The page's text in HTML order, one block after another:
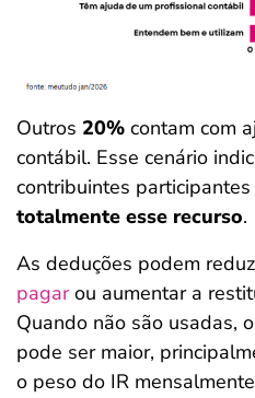
Outros 20% contam com
contábil. Esse cenário
contribuintes participantes
totalmente esse recurso.
As deduções podem
pagarou aumentar a
Quando não são usadas,
pode ser maior,
o peso do IR